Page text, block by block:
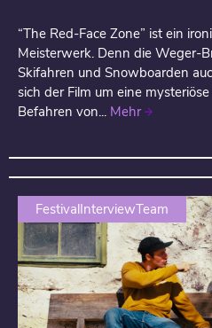
“The Red-Face Zone” ist ein
Meisterwerk. Denn die Weger-
Skifahren und Snowboarden
sich der Film um eine
Befahren von... Mehr
FestivalInterviewTeam